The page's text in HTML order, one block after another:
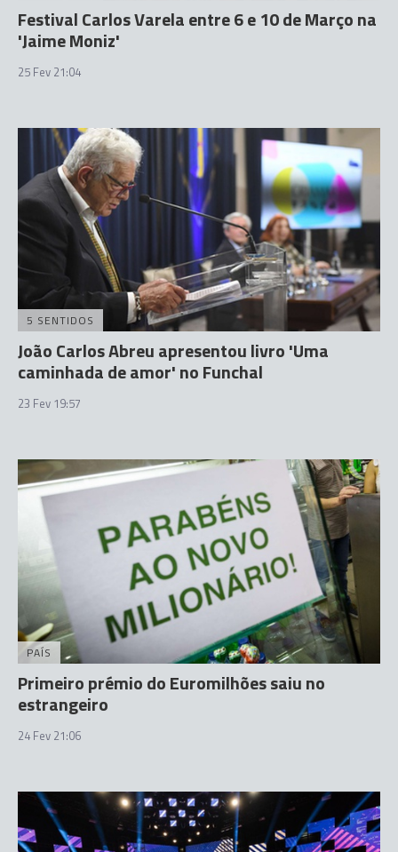
Festival Carlos Varela entre 6 e 10 de Março na
'Jaime Moniz'
25 Fev 21:04
5 SENTIDOS
João Carlos Abreu apresentou livro 'Uma
caminhada de amor' no Funchal
23 Fev 19:57
PAÍS
Primeiro prémio do Euromilhões saiu no
estrangeiro
24 Fev 21:06